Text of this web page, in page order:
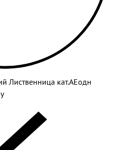
Лиственница кат.АЕодн